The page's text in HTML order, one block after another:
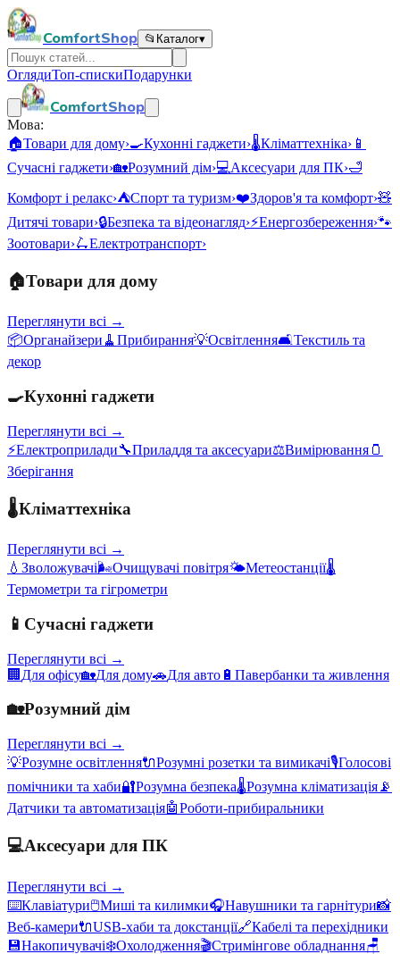
ComfortShop 📂 Каталог▾
ОглядиТоп-спискиПодарунки
ComfortShop
Мова:
🏠Товари для дому›🍳Кухонні гаджети›🌡️Кліматтехніка› 📱
Сучасні гаджети›🏡Розумний дім›💻Аксесуари для ПК›🛁
Комфорт і релакс›⛺Спорт та туризм›❤️Здоров'я та комфорт›🧸
Дитячі товари›🔒Безпека та відеонагляд›⚡Енергозбереження›🐾
Зоотовари›🛴Електротранспорт›
🏠Товари для дому
Переглянути всі →
📦Органайзери 🧹 Прибирання💡Освітлення🛋️Текстиль та
декор
🍳Кухонні гаджети
Переглянути всі →
⚡Електроприлади🔧Приладдя та аксесуари⚖️Вимірювання 🫙
Зберігання
🌡️Кліматтехніка
Переглянути всі →
💧 Зволожувачі🌬️Очищувачі повітря🌤️Метеостанції🌡️
Термометри та гігрометри
📱 Сучасні гаджети
Переглянути всі →
🏢 Для офісу🏡Для дому🚗Для авто 🔋 Павербанки та живлення
🏡Розумний дім
Переглянути всі →
💡Розумне освітлення🔌Розумні розетки та вимикачі🎙️Голосові
помічники та хаби🔐Розумна безпека🌡️Розумна кліматизація 📡
Датчики та автоматизація🤖Роботи-прибиральники
💻Аксесуари для ПК
Переглянути всі →
⌨️Клавіатури🖱️Миші та килимки🎧Навушники та гарнітури📸
Веб-камери🔌USB-хаби та докстанції🔗Кабелі та перехідники
💾Накопичувачі❄️Охолодження🎬Стримінгове обладнання🪑